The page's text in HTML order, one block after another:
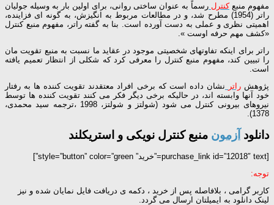
مفهوم منبعکنترل رسماً به عنوان ساختی روانی، برای اولین بار به وسیله جولیان
راتر (1954) مطرح شد، و در مطالعات مربوط به انگیزش، به گونه ای فزاینده،
اهمیتی نظری و عملی به دست آورده است. بنا به گفته راتر، مفهوم منبع کنترل
«کشف مهم حرفه اوست ».
راتر برای اینکه تفاوتهای شخصیتی موجود در عقاید ما نسبت به منبع تقویت مان
را تبیین کند، مفهوم منبع کنترل را معرفی کرد که شکلی از انتظار تعمیم یافته
است.
پژوهشراتر
نشان داده است که برخی افراد معتقدند تقویت کننده ها به رفتار
خود آنها وابسته اند، در حالیکه برخی دیگر فکر می کنند تقویت کننده ها توسط
نیروهای بیرونی کنترل می شود (شولتز و شولتز، 1998 ،ترجمه سید محمدی،
1378).
دانلود آزمون منبع کنترل نویکی و استریکلند
[purchase_link id=”12018″ text=”خرید” style=”button” color=”green”]
توجه:
کاربر گرامی ، بلافاصله پس از خرید ، دکمه ی دریافت فایل نمایان شده و نیز
لینک دانلود به ایمیلتان ارسال می گردد.